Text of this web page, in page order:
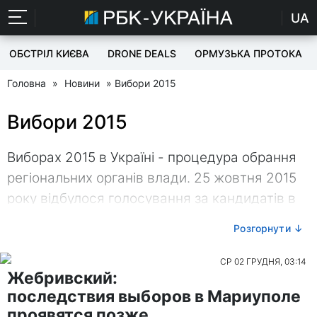
UA
ОБСТРІЛ КИЄВА DRONE DEALS ОРМУЗЬКА ПРОТОКА
Головна » Новини » Вибори 2015
Вибори 2015
Виборах 2015 в Україні - процедура обрання
регіональних органів влади. 25 жовтня 2015
року відбулося голосування за кандидатів в
на підставі чого були сформовані органи
влади місцевого самоврядування.
Особливості проведення місцевих виборів
Розгорнути ↓
СР 02 ГРУДНЯ, 03:14
Жебривский:
последствия выборов в Мариуполе